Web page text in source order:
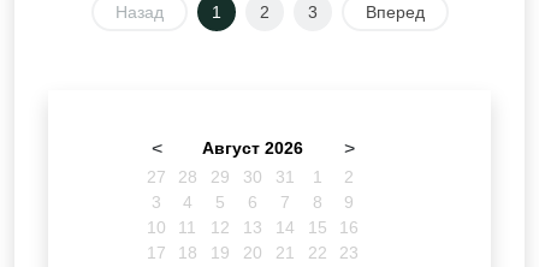
Назад 1 2 3 Вперед
< Август 2026 >
27 28 29 30 31 1
2
3
4 5 6 7 8
9
10
11 12 13 14 15
16
17
18 19 20 21 22
23